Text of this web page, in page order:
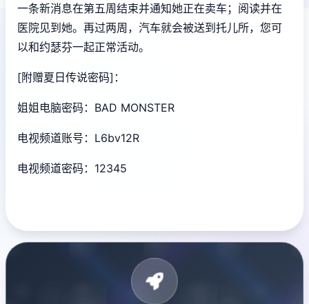
一条新消息在第五周结束并通知她正在卖车；阅读并在
医院见到她。再过两周，汽车就会被送到托儿所，您可
以和约瑟芬一起正常活动。
[附赠夏日传说密码]：
姐姐电脑密码：BAD MONSTER
电视频道账号：L6bv12R
电视频道密码：12345